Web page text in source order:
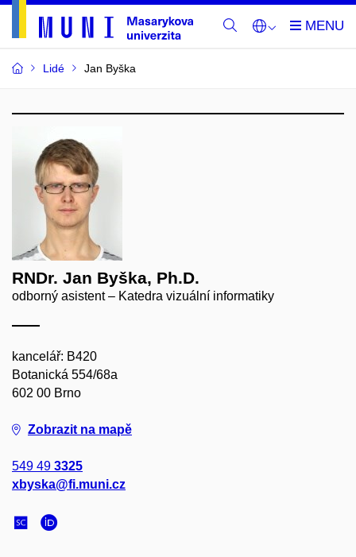
Lidé Jan Byška
RNDr. Jan Byška, Ph.D.
odborný asistent – Katedra vizuální informatiky
kancelář: B420
Botanická 554/68a
602 00 Brno
Zobrazit na mapě
549 49 3325
xbyska@fi.muni.cz